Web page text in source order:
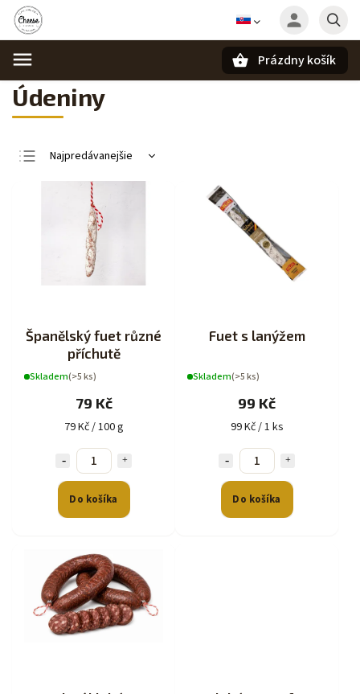
Hľadať
Prázdny košík
Údeniny
Najpredávanejšie
Najlacnejšie
Najdrahšie
Abecedne
Španělský fuet různé
příchutě
Skladem(>5 ks)
79 Kč
79 Kč / 100 g
Do košíka
Fuet s lanýžem
Skladem(>5 ks)
99 Kč
99 Kč / 1 ks
Do košíka